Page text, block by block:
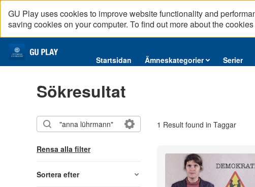
GU Play uses cookies to improve website functionality and
saving cookies on your computer. To find out more about the
Startsidan
Serier
Podcast
English content
Startsidan Ämneskategorier Serier
Sökresultat
Rensa alla filter
Sortera efter
1 Result found in Taggar